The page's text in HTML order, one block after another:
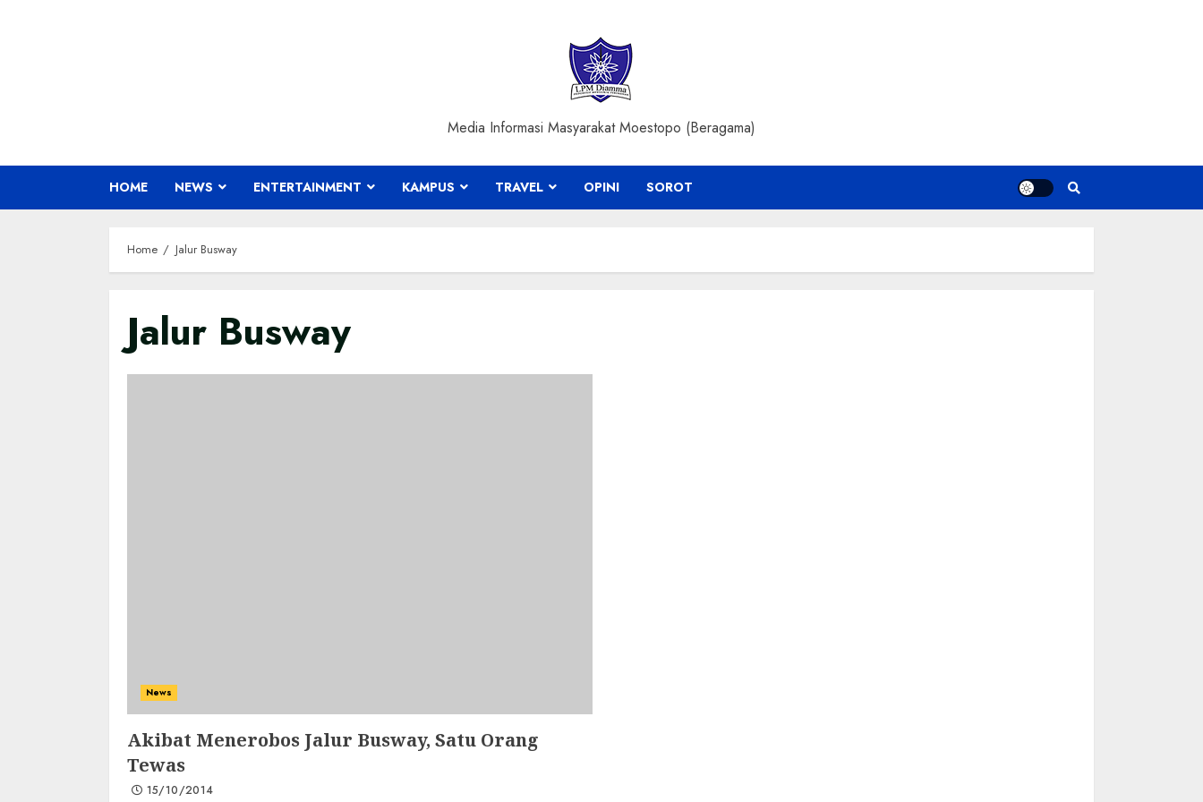
Media Informasi Masyarakat Moestopo (Beragama)
HOME NEWS ENTERTAINMENT KAMPUS TRAVEL OPINI SOROT
Home Jalur Busway
Jalur Busway
News
Akibat Menerobos Jalur Busway, Satu Orang
Tewas
15/10/2014